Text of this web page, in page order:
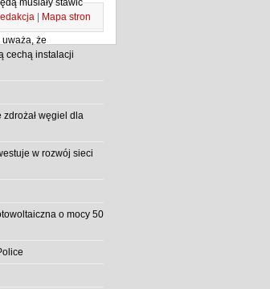
musiały stawić
że
cechą instalacji
zdrożał węgiel dla
w rozwój sieci
o mocy 50
| Mapa stron